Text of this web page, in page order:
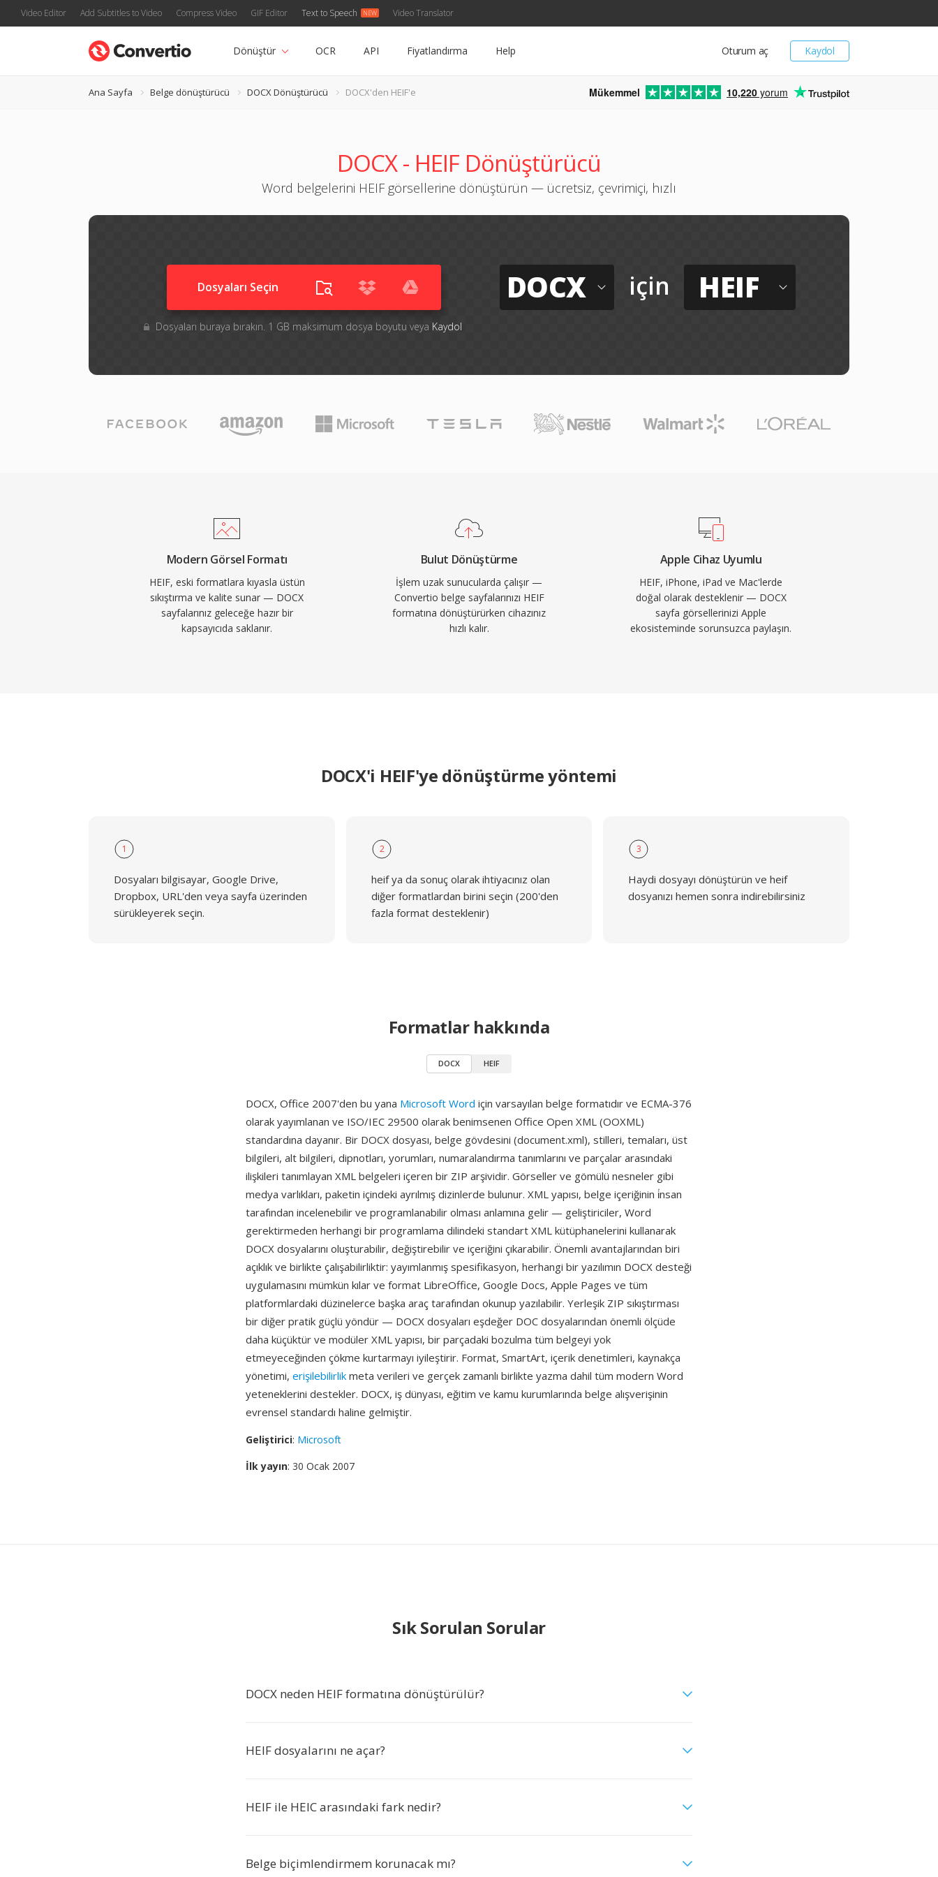
Video Editor Add Subtitles to Video Compress Video GIF Editor Text to Speech Video Translator
Kaydol
Oturum aç
Dönüştür OCR API Fiyatlandırma Help
Ana Sayfa Belge dönüştürücü DOCX Dönüştürücü DOCX'den HEIF'e Mükemmel 10,220 yorum
DOCX - HEIF Dönüştürücü
Word belgelerini HEIF görsellerine dönüştürün — ücretsiz, çevrimiçi, hızlı
Dosyaları Seçin
Dosyaları buraya bırakın. 1 GB maksimum dosya boyutu veya Kaydol
DOCX için HEIF
Modern Görsel Formatı
HEIF, eski formatlara kıyasla üstün
sıkıştırma ve kalite sunar — DOCX
sayfalarınız geleceğe hazır bir
kapsayıcıda saklanır.
Bulut Dönüştürme
İşlem uzak sunucularda çalışır —
Convertio belge sayfalarınızı HEIF
formatına dönüştürürken cihazınız
hızlı kalır.
Apple Cihaz Uyumlu
HEIF, iPhone, iPad ve Mac'lerde
doğal olarak desteklenir — DOCX
sayfa görsellerinizi Apple
ekosisteminde sorunsuzca paylaşın.
DOCX'i HEIF'ye dönüştürme yöntemi
1
Dosyaları bilgisayar, Google Drive,
Dropbox, URL'den veya sayfa üzerinden
sürükleyerek seçin.
2
heif ya da sonuç olarak ihtiyacınız olan
diğer formatlardan birini seçin (200'den
fazla format desteklenir)
3
Haydi dosyayı dönüştürün ve heif
dosyanızı hemen sonra indirebilirsiniz
Formatlar hakkında
DOCX HEIF
DOCX, Office 2007'den bu yana Microsoft Word için varsayılan belge formatıdır ve ECMA-376
olarak yayımlanan ve ISO/IEC 29500 olarak benimsenen Office Open XML (OOXML)
standardına dayanır. Bir DOCX dosyası, belge gövdesini (document.xml), stilleri, temaları, üst
bilgileri, alt bilgileri, dipnotları, yorumları, numaralandırma tanımlarını ve parçalar arasındaki
ilişkileri tanımlayan XML belgeleri içeren bir ZIP arşividir. Görseller ve gömülü nesneler gibi
medya varlıkları, paketin içindeki ayrılmış dizinlerde bulunur. XML yapısı, belge içeriğinin i̇nsan
tarafından incelenebilir ve programlanabilir olması anlamına gelir — geliştiriciler, Word
gerektirmeden herhangi bir programlama dilindeki standart XML kütüphanelerini kullanarak
DOCX dosyalarını oluşturabilir, değiştirebilir ve içeriğini çıkarabilir. Önemli avantajlarından biri
açıklık ve birlikte çalışabilirliktir: yayımlanmış spesifikasyon, herhangi bir yazılımın DOCX desteği
uygulamasını mümkün kılar ve format LibreOffice, Google Docs, Apple Pages ve tüm
platformlardaki düzinelerce başka araç tarafından okunup yazılabilir. Yerleşik ZIP sıkıştırması
bir diğer pratik güçlü yöndür — DOCX dosyaları eşdeğer DOC dosyalarından önemli ölçüde
daha küçüktür ve modüler XML yapısı, bir parçadaki bozulma tüm belgeyi yok
etmeyeceğinden çökme kurtarmayı iyileştirir. Format, SmartArt, içerik denetimleri, kaynakça
yönetimi, erişilebilirlik meta verileri ve gerçek zamanlı birlikte yazma dahil tüm modern Word
yeteneklerini destekler. DOCX, iş dünyası, eğitim ve kamu kurumlarında belge alışverişinin
evrensel standardı haline gelmiştir.
Geliştirici: Microsoft
İlk yayın: 30 Ocak 2007
Sık Sorulan Sorular
DOCX neden HEIF formatına dönüştürülür?
HEIF dosyalarını ne açar?
HEIF ile HEIC arasındaki fark nedir?
Belge biçimlendirmem korunacak mı?